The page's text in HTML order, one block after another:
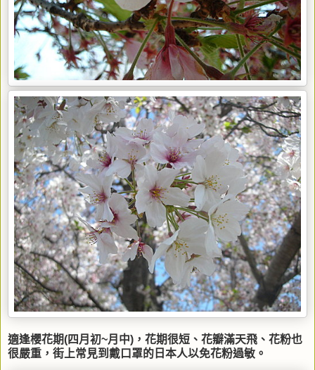
適逢櫻花期(四月初~月中)，花期很短、花瓣滿天飛、花粉也
很嚴重，街上常見到戴口罩的日本人以免花粉過敏。